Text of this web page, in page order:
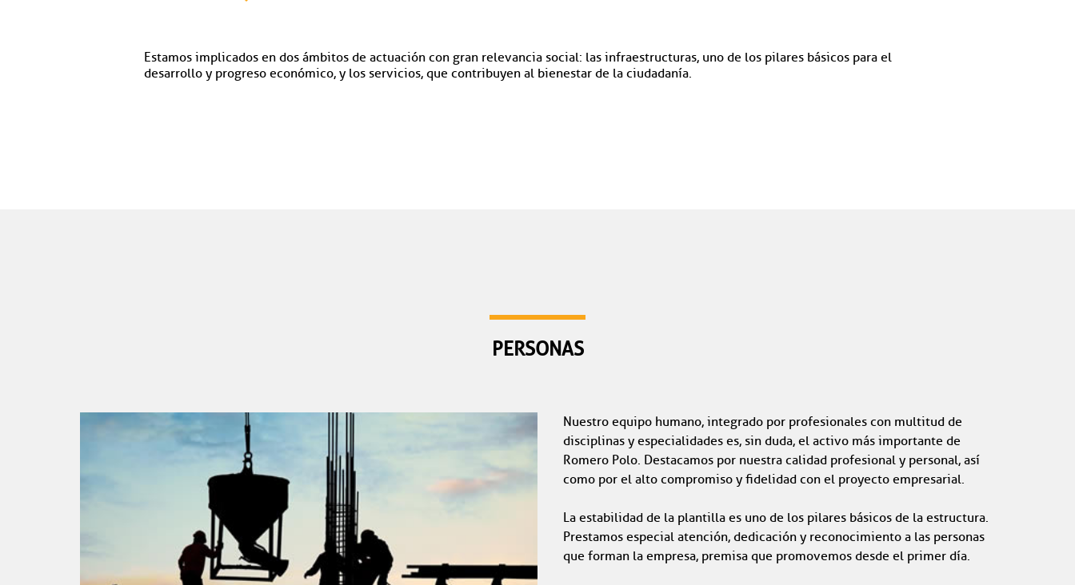
Estamos implicados en dos ámbitos de actuación con gran relevancia social: las infraestructuras, uno de los pilares básicos para el
desarrollo y progreso económico, y los servicios, que contribuyen al bienestar de la ciudadanía.
PERSONAS
Nuestro equipo humano, integrado por profesionales con multitud de
disciplinas y especialidades es, sin duda, el activo más importante de
Romero Polo. Destacamos por nuestra calidad profesional y personal, así
como por el alto compromiso y fidelidad con el proyecto empresarial.
La estabilidad de la plantilla es uno de los pilares básicos de la estructura.
Prestamos especial atención, dedicación y reconocimiento a las personas
que forman la empresa, premisa que promovemos desde el primer día.